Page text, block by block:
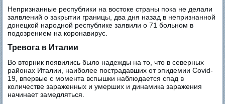
Непризнанные республики на востоке страны пока не делали
заявлений о закрытии границы, два дня назад в непризнанной
донецкой народной республике заявили о 71 больном в
подозрением на коронавирус.
Тревога в Италии
Во вторник появились было надежды на то, что в северных
районах Италии, наиболее пострадавших от эпидемии Covid-
19, впервые с момента вспышки наблюдается спад в
количестве зараженных и умерших и динамика заражения
начинает замедляться.